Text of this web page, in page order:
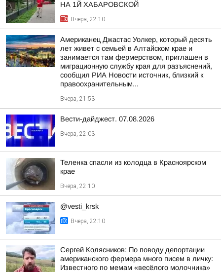
НА 1Й ХАБАРОВСКОЙ
Вчера, 22:10
Американец Джастас Уолкер, который десять
лет живет с семьей в Алтайском крае и
занимается там фермерством, приглашен в
миграционную службу края для разъяснений,
сообщил РИА Новости источник, близкий к
правоохранительным...
Вчера, 21:53
Вести-дайджест. 07.08.2026
Вчера, 22:03
Теленка спасли из колодца в Красноярском
крае
Вчера, 22:10
@vesti_krsk
Вчера, 22:10
Сергей Колясников: По поводу депортации
американского фермера много писем в личку:
Известного по мемам «весёлого молочника»